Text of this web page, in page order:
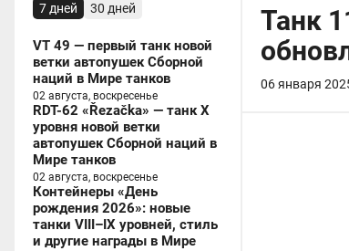
7 дней 30 дней
VT 49 — первый танк новой
ветки автопушек Сборной
наций в Мире танков
02 августа, воскресенье
RDT-62 «Řezačka» — танк X
уровня новой ветки
автопушек Сборной наций в
Мире танков
02 августа, воскресенье
Контейнеры «День
рождения 2026»: новые
танки VIII–IX уровней, стиль
и другие награды в Мире
Танк
06 января